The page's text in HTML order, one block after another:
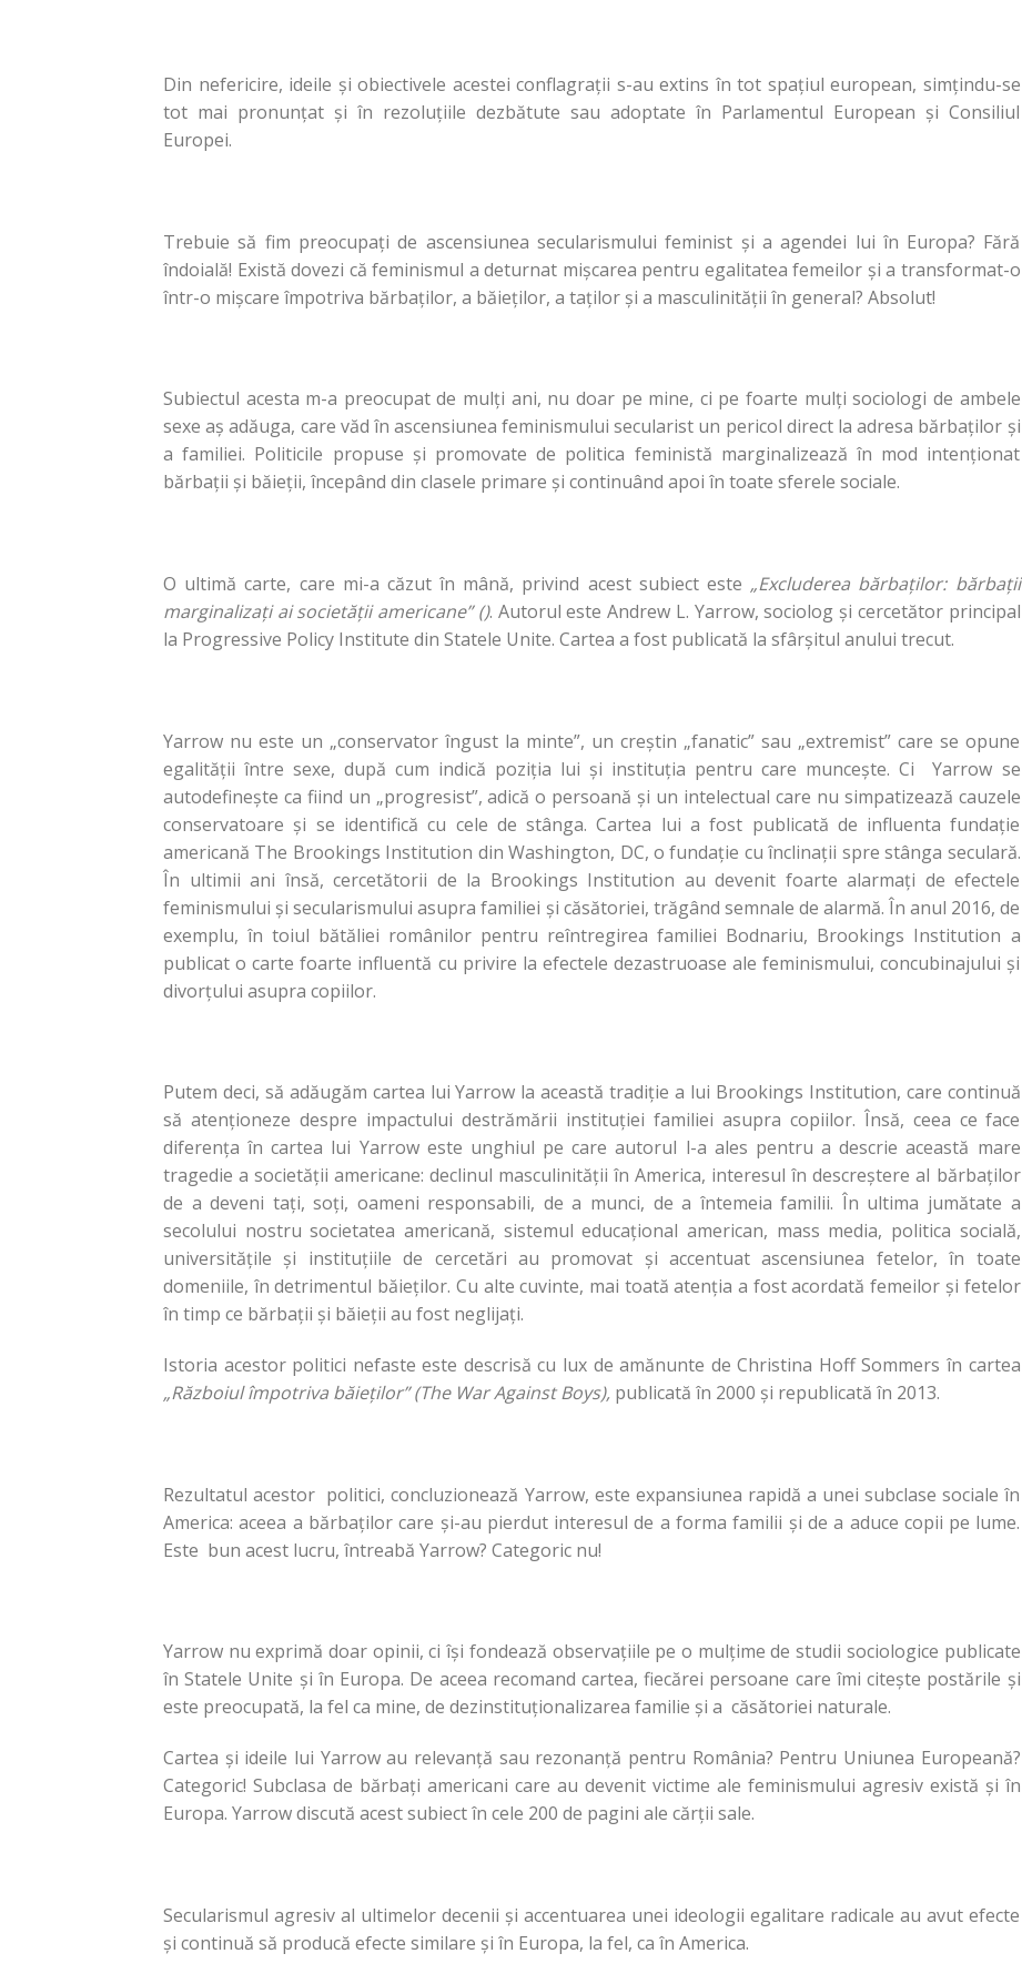
Din nefericire, ideile și obiectivele acestei conflagrații s-au extins în tot spațiul european, simţindu-se
tot mai pronunțat și în rezoluțiile dezbătute sau adoptate în Parlamentul European și Consiliul
Europei.
Trebuie să fim preocupați de ascensiunea secularismului feminist şi a agendei lui în Europa? Fără
îndoială! Există dovezi că feminismul a deturnat mişcarea pentru egalitatea femeilor şi a transformat-o
într-o mişcare împotriva bărbaţilor, a băieţilor, a taţilor şi a masculinităţii în general? Absolut!
Subiectul acesta m-a preocupat de mulţi ani, nu doar pe mine, ci pe foarte mulţi sociologi de ambele
sexe aş adăuga, care văd în ascensiunea feminismului secularist un pericol direct la adresa bărbaţilor şi
a familiei. Politicile propuse şi promovate de politica feministă marginalizează în mod intenţionat
bărbaţii şi băieţii, începând din clasele primare şi continuând apoi în toate sferele sociale.
O ultimă carte, care mi-a căzut în mână, privind acest subiect este „Excluderea bărbaţilor: bărbaţii
marginalizaţi ai societăţii americane” (). Autorul este Andrew L. Yarrow, sociolog şi cercetător principal
la Progressive Policy Institute din Statele Unite. Cartea a fost publicată la sfârşitul anului trecut.
Yarrow nu este un „conservator îngust la minte”, un creştin „fanatic” sau „extremist” care se opune
egalităţii între sexe, după cum indică poziţia lui şi instituţia pentru care munceşte. Ci Yarrow se
autodefineşte ca fiind un „progresist”, adică o persoană şi un intelectual care nu simpatizează cauzele
conservatoare şi se identifică cu cele de stânga. Cartea lui a fost publicată de influenta fundaţie
americană The Brookings Institution din Washington, DC, o fundaţie cu înclinaţii spre stânga seculară.
În ultimii ani însă, cercetătorii de la Brookings Institution au devenit foarte alarmaţi de efectele
feminismului şi secularismului asupra familiei şi căsătoriei, trăgând semnale de alarmă. În anul 2016, de
exemplu, în toiul bătăliei românilor pentru reîntregirea familiei Bodnariu, Brookings Institution a
publicat o carte foarte influentă cu privire la efectele dezastruoase ale feminismului, concubinajului şi
divorţului asupra copiilor.
Putem deci, să adăugăm cartea lui Yarrow la această tradiţie a lui Brookings Institution, care continuă
să atenţioneze despre impactului destrămării instituţiei familiei asupra copiilor. Însă, ceea ce face
diferenţa în cartea lui Yarrow este unghiul pe care autorul l-a ales pentru a descrie această mare
tragedie a societăţii americane: declinul masculinităţii în America, interesul în descreştere al bărbaţilor
de a deveni taţi, soţi, oameni responsabili, de a munci, de a întemeia familii. În ultima jumătate a
secolului nostru societatea americană, sistemul educaţional american, mass media, politica socială,
universităţile şi instituţiile de cercetări au promovat şi accentuat ascensiunea fetelor, în toate
domeniile, în detrimentul băieţilor. Cu alte cuvinte, mai toată atenţia a fost acordată femeilor şi fetelor
în timp ce bărbaţii şi băieţii au fost neglijaţi.
Istoria acestor politici nefaste este descrisă cu lux de amănunte de Christina Hoff Sommers în cartea
„Războiul împotriva băieţilor” (The War Against Boys), publicată în 2000 şi republicată în 2013.
Rezultatul acestor politici, concluzionează Yarrow, este expansiunea rapidă a unei subclase sociale în
America: aceea a bărbaţilor care şi-au pierdut interesul de a forma familii şi de a aduce copii pe lume.
Este bun acest lucru, întreabă Yarrow? Categoric nu!
Yarrow nu exprimă doar opinii, ci îşi fondează observaţiile pe o mulţime de studii sociologice publicate
în Statele Unite şi în Europa. De aceea recomand cartea, fiecărei persoane care îmi citeşte postările şi
este preocupată, la fel ca mine, de dezinstituţionalizarea familie şi a căsătoriei naturale.
Cartea şi ideile lui Yarrow au relevanţă sau rezonanţă pentru România? Pentru Uniunea Europeană?
Categoric! Subclasa de bărbaţi americani care au devenit victime ale feminismului agresiv există şi în
Europa. Yarrow discută acest subiect în cele 200 de pagini ale cărţii sale.
Secularismul agresiv al ultimelor decenii şi accentuarea unei ideologii egalitare radicale au avut efecte
şi continuă să producă efecte similare şi în Europa, la fel, ca în America.